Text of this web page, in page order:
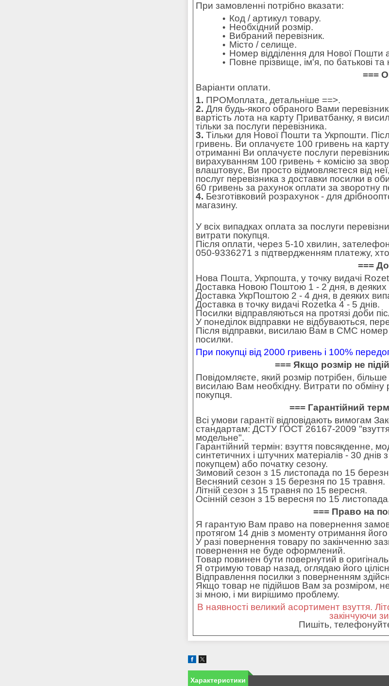
При замовленні потрібно вказати:
Код / артикул товару.
Необхідний розмір.
Вибраний перевізник.
Місто / селище.
Номер відділення для Нової Пошти
Повне прізвище, ім'я, по батькові
===
Варіанти оплати.
1. ПРОМоплата, детальніше ==>.
2. Для будь-якого обраного Вами
вартість лота на карту Приватбанку, я
тільки за послуги перевізника.
3. Тільки для Нової Пошти та Укрпошти.
гривень. Ви оплачуєте 100 гривень на
отриманні Ви оплачуєте послуги
вирахуванням 100 гривень + комісію за
влаштовує, Ви просто відмовляєтеся від
послуг перевізника з доставки посилки в
60 гривень за рахунок оплати за зворотну
4. Безготівковий розрахунок - для
магазину.
У всіх випадках оплата за послуги
витрати покупця.
Після оплати, через 5-10 хвилин,
050-9336271 з підтвердженням платежу,
===
Нова Пошта, Укрпошта, у точку видачі
Доставка Новою Поштою 1 - 2 дня, в деяких
Доставка УкрПоштою 2 - 4 дня, в деяких
Доставка в точку видачі Rozetka 4 - 5 днів.
Посилки відправляються на протязі доби
У понеділок відправки не відбуваються,
Після відправки, висилаю Вам в СМС номер
посилки.
При покупці від 2000 гривень і 100%
=== Якщо розмір не
Повідомляєте, який розмір потрібен,
висилаю Вам необхідну. Витрати по обміну
покупця.
=== Гарантійний
Всі умови гарантії відповідають вимогам
стандартам: ДСТУ ГОСТ 26167-2009
модельне".
Гарантійний термін: взуття повсякденне,
синтетичних і штучних матеріалів - 30
покупцем) або початку сезону.
Зимовий сезон з 15 листопада по 15
Весняний сезон з 15 березня по 15 травня.
Літній сезон з 15 травня по 15 вересня.
Осінній сезон з 15 вересня по 15
=== Право на
Я гарантую Вам право на повернення
протягом 14 днів з моменту отримання його
У разі повернення товару по закінченню
повернення не буде оформлений.
Товар повинен бути повернутий в
Я отримую товар назад, оглядаю його
Відправлення посилки з поверненням
Якщо товар не підійшов Вам за розміром,
зі мною, і ми вирішимо проблему.
В наявності великий асортимент взуття.
закінчуючи
Пишіть,
Характеристики